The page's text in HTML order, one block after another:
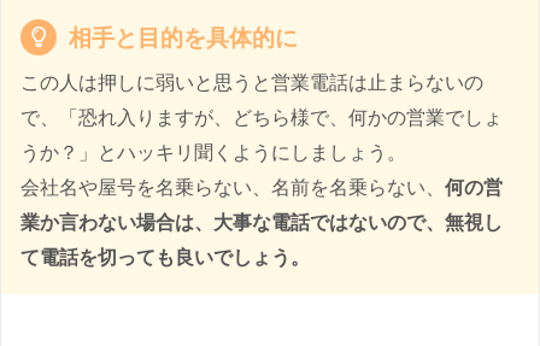
相手と目的を具体的に
この人は押しに弱いと思うと営業電話は止まらないの
で、「恐れ入りますが、どちら様で、何かの営業でしょ
うか？」とハッキリ聞くようにしましょう。
会社名や屋号を名乗らない、名前を名乗らない、 何の営
業か言わない場合は、大事な電話ではないので、無視し
て電話を切っても良いでしょう。